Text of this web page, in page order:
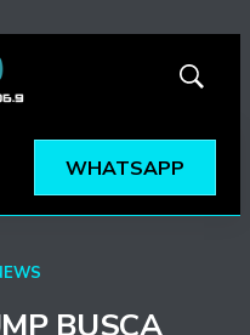
Mostrar
WHATSAPP
BUSCA